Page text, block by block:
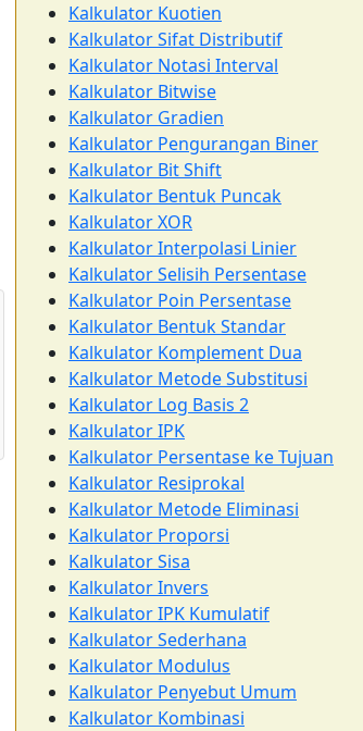
Kalkulator Kuotien
Kalkulator Sifat Distributif
Kalkulator Notasi Interval
Kalkulator Bitwise
Kalkulator Gradien
Kalkulator Pengurangan Biner
Kalkulator Bit Shift
Kalkulator Bentuk Puncak
Kalkulator XOR
Kalkulator Interpolasi Linier
Kalkulator Selisih Persentase
Kalkulator Poin Persentase
Kalkulator Bentuk Standar
Kalkulator Komplement Dua
Kalkulator Metode Substitusi
Kalkulator Log Basis 2
Kalkulator IPK
Kalkulator Persentase ke Tujuan
Kalkulator Resiprokal
Kalkulator Metode Eliminasi
Kalkulator Proporsi
Kalkulator Sisa
Kalkulator Invers
Kalkulator IPK Kumulatif
Kalkulator Sederhana
Kalkulator Modulus
Kalkulator Penyebut Umum
Kalkulator Kombinasi